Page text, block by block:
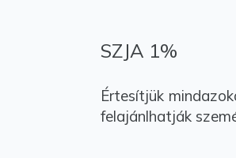
SZJA 1%
Értesítjük
felajánlhatják